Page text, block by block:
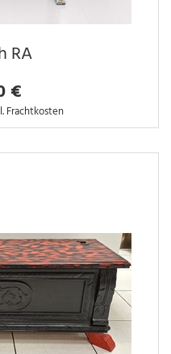
RA
€
Frachtkosten